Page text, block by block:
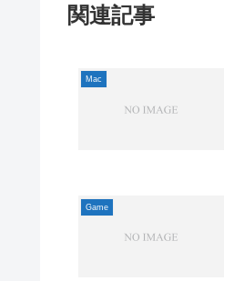
関連記事
Mac
Game